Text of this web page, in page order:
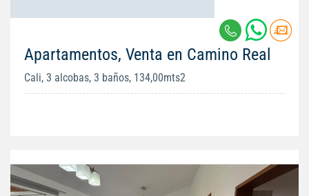
Apartamentos, Venta en Camino Real
Cali, 3 alcobas, 3 baños, 134,00mts2